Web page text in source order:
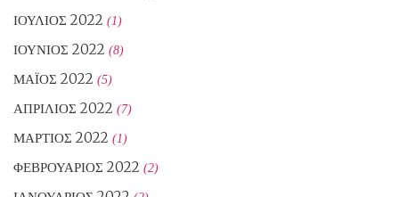
ΙΟΎΛΙΟΣ 2022 (1)
ΙΟΎΝΙΟΣ 2022 (8)
ΜΆΙΟΣ 2022 (5)
ΑΠΡΊΛΙΟΣ 2022 (7)
ΜΆΡΤΙΟΣ 2022 (1)
ΦΕΒΡΟΥΆΡΙΟΣ 2022 (2)